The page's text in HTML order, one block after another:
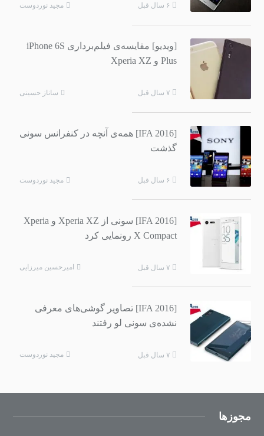
۶ سال قبل مجید نوردوست
[ویدیو] مقایسه‌ی فیلم‌برداری iPhone 6S
Plus و Xperia XZ
۷ سال قبل ساناز حسینی
[IFA 2016]‌ همه‌ی آنچه در کنفرانس سونی
گذشت
۶ سال قبل مجید نوردوست
[IFA 2016] سونی از Xperia XZ و Xperia
X Compact رونمایی کرد
۷ سال قبل امیرحسین میرزایی
[IFA 2016] تصاویر گوشی‌های معرفی
نشده‌ی سونی لو رفتند
۷ سال قبل مجید نوردوست
مجوزها